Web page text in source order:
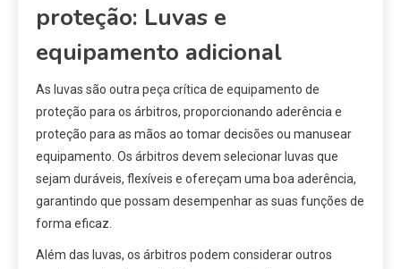
proteção: Luvas e
equipamento adicional
As luvas são outra peça crítica de equipamento de
proteção para os árbitros, proporcionando aderência e
proteção para as mãos ao tomar decisões ou manusear
equipamento. Os árbitros devem selecionar luvas que
sejam duráveis, flexíveis e ofereçam uma boa aderência,
garantindo que possam desempenhar as suas funções de
forma eficaz.
Além das luvas, os árbitros podem considerar outros